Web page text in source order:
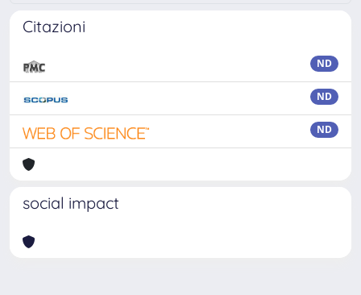
Citazioni
ND
ND
ND
social impact